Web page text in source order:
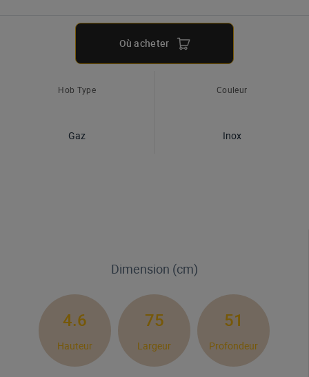
Où acheter
Hob Type
Gaz
Couleur
Inox
Dimension (cm)
4.6
Hauteur
75
Largeur
51
Profondeur